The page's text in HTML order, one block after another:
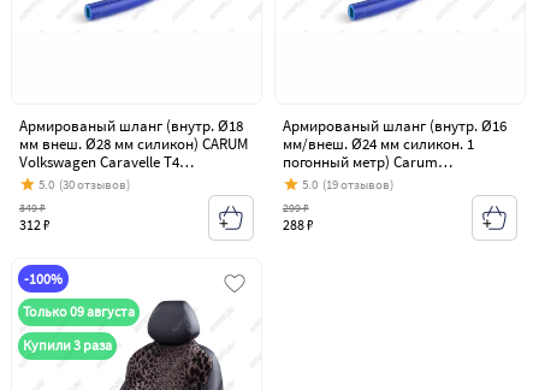
Армированый шланг (внутр. Ø18
мм внеш. Ø28 мм силикон) CARUM
Volkswagen Caravelle T4
рестайлинг (1995-2003)
5.0 (30 отзывов)
312 ₽
349 ₽
Армированый шланг (внутр. Ø16
мм/внеш. Ø24 мм силикон. 1
погонный метр) Carum
Volkswagen Caravelle T4
рестайлинг (1995-2003)
5.0 (19 отзывов)
288 ₽
299 ₽
-100%
Только 09 августа
Купили 3 раза